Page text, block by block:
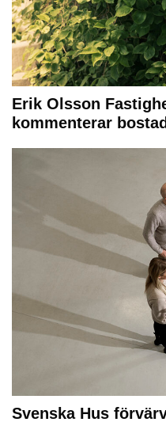
Erik Olsson
kommenterar
Svenska Hus